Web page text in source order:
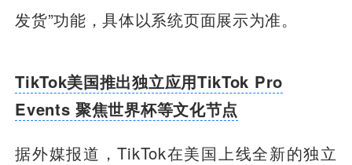
发货”功能，具体以系统页面展示为准。
TikTok美国推出独立应用TikTok Pro
Events 聚焦世界杯等文化节点
据外媒报道，TikTok在美国上线全新的独立